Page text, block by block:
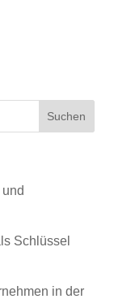
Suchen
Schlüssel
in der